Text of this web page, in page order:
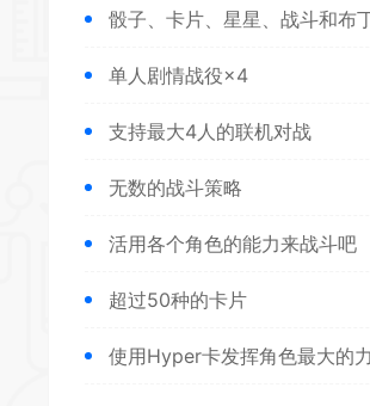
骰子、卡片、星星、 战斗和布
单人 剧情战役×4
支持最大4人的联机对战
无数的战斗策略
活用各个角色的能力来战斗吧
超过50种的卡片
使用Hyper卡发挥角色最大的
*